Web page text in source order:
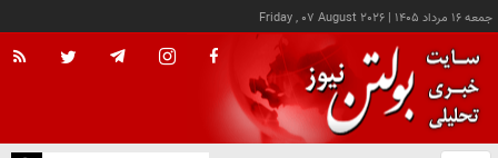
جمعه ۱۶ مرداد ۱۴۰۵ |
Friday , 07 August 2026